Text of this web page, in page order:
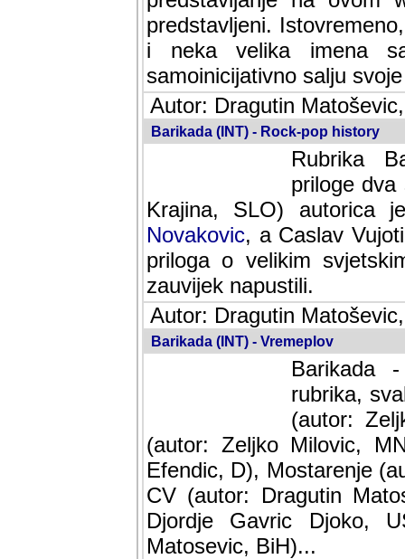
predstavljeni.
i neka velika imena
samoinicijativno salju
Autor: Dragutin
Barikada (INT) - Rock-pop history
Rubrika
dva
SLO) autorica je velikog
Caslav Vujotic
velikim svjetskim
napustili.
Autor: Dragutin
Barikada (INT) - Vremeplov
Barikada
rubrika,
(autor:
(autor: Zeljko Milovic,
Efendic, D), Mostarenje
CV (autor: Dragutin
Djordje Gavric Djoko,
Matosevic, BiH)...